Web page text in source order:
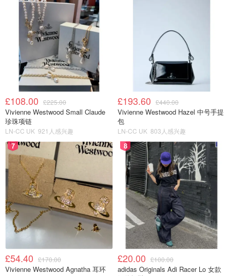
£108.00 £225.00
Vivienne Westwood Small Claude
珍珠项链
LN-CC UK 921人感兴趣
£193.60 £440.00
Vivienne Westwood Hazel 中号手提
包
LN-CC UK 803人感兴趣
7
£54.40 £170.00
Vivienne Westwood Agnatha 耳环
8
£20.00 £100.00
adidas Originals Adi Racer Lo 女款